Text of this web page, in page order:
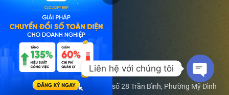
Hotline:
1900 866 695
Email:lienhe@cloudify.vn
Văn phòng Hà Nội
Tòa nhà Dolphin Plaza – Tầng 2 số 28 Trần Bình, Phường Mỹ Đình
Liên hệ với chúng tôi
Open